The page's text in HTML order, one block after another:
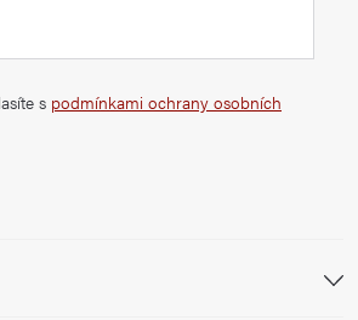
s podmínkami ochrany osobních